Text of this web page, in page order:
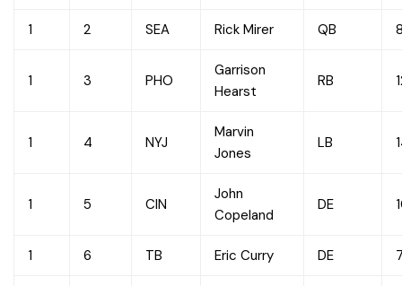
1 2 SEA Rick Mirer QB
1 3 PHO
Garrison
Hearst
RB
1 4 NYJ
Marvin
Jones
LB
1 5 CIN
John
Copeland
DE
1 6 TB Eric Curry DE